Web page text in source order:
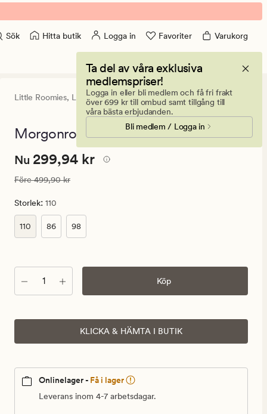
Sök Hitta butik Logga in Favoriter Varukorg
Ta del av våra exklusiva
medlemspriser!
Logga in eller bli medlem och få fri frakt
över 699 kr till ombud samt tillgång till
våra bästa erbjudanden.
Bli medlem / Logga in
Little Roomies, Little Roomies
45
omdömen
med
betyg
4.5
Morgonrock vit - 110
Nuvarande
299,94
kr.
Ordinarie
pris
499,90
Nuvarande pris
Nu 299,94 kr
Ordinarie pris 499,90 kr
Före499,90 kr
Storlek: 110
110 86 98
Antal Köp
KLICKA & HÄMTA I BUTIK
Onlinelager - Få i lager
Leverans inom 4-7 arbetsdagar.